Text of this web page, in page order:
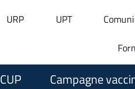
URP UPT
CUP Campagne